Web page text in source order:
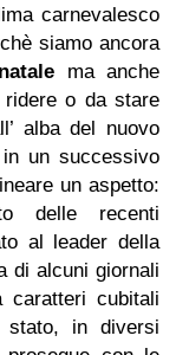
carnevalesco
siamo ancora
natale ma anche
ridere o da stare
alba del nuovo
in un successivo
un aspetto:
delle recenti
al leader della
di alcuni giornali
cubitali
in diversi